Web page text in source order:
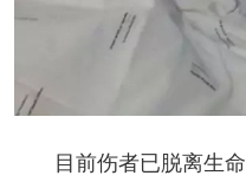
目前伤者已脱离生